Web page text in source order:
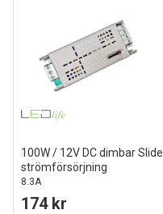
100W / 12V DC dimbar Slide
strömförsörjning
8.3A
174 kr